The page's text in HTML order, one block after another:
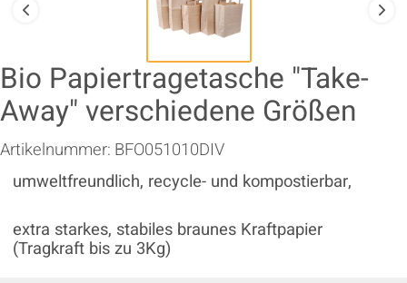
Bio Papiertragetasche "Take-
Away" verschiedene Größen
Artikelnummer: BFO051010DIV
umweltfreundlich, recycle- und kompostierbar,
extra starkes, stabiles braunes Kraftpapier
(Tragkraft bis zu 3Kg)